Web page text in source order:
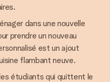
dans une nouvelle
prendre un nouveau
est un ajout
flambant neuve.
étudiants qui quittent le